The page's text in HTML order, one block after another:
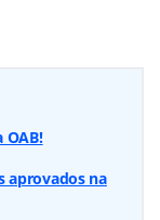
OAB!
aprovados na